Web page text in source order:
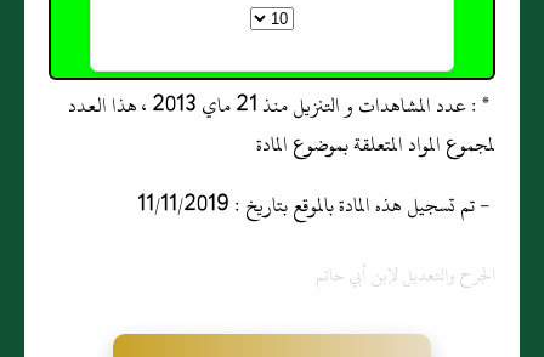
* : عدد المشاهدات و التنزيل منذ 21 ماي 2013 ، هذا العدد
لمجموع المواد المتعلقة بموضوع المادة
- تم تسجيل هذه المادة بالموقع بتاريخ : 11/11/2019
الجرح والتعديل لإبن أبي حاتم